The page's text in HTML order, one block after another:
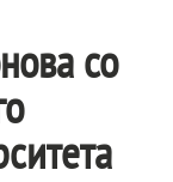
со